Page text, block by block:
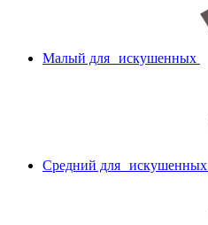
Малый для искушенных
Средний для искушенных